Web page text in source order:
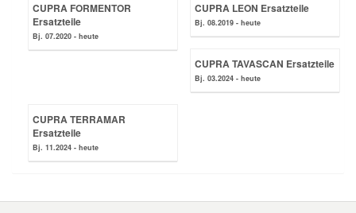
CUPRA FORMENTOR
Ersatzteile
Bj. 07.2020 - heute
CUPRA LEON Ersatzteile
Bj. 08.2019 - heute
CUPRA TAVASCAN Ersatzteile
Bj. 03.2024 - heute
CUPRA TERRAMAR
Ersatzteile
Bj. 11.2024 - heute
Hyundai Ersatzteile
Kia Ersatzteile